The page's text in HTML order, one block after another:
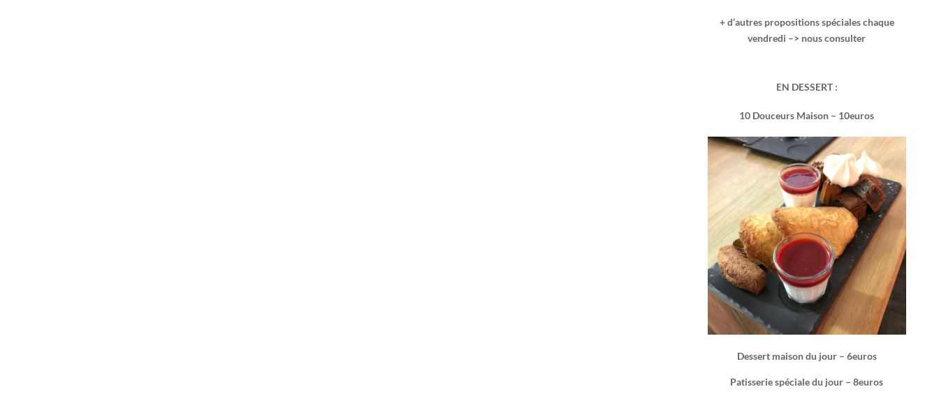
+ d’autres propositions spéciales chaque
vendredi –> nous consulter
EN DESSERT :
10 Douceurs Maison – 10euros
Dessert maison du jour – 6euros
Patisserie spéciale du jour – 8euros